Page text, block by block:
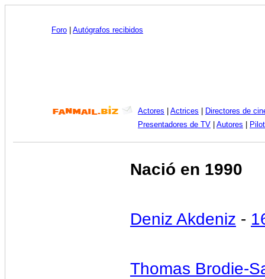
Foro Autógrafos recibidos
Actores Actrices
Directores de
Presentadores de TV
Autores
Nació en 1990
Deniz Akdeniz -
Thomas Brodie-